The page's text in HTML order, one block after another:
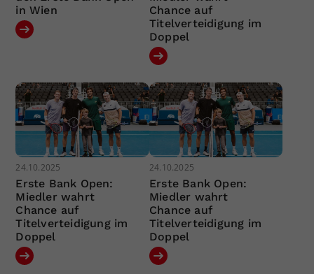
in Wien
Chance auf
Titelverteidigung im
Doppel
24.10.2025
Erste Bank Open:
Miedler wahrt
Chance auf
Titelverteidigung im
Doppel
24.10.2025
Erste Bank Open:
Miedler wahrt
Chance auf
Titelverteidigung im
Doppel